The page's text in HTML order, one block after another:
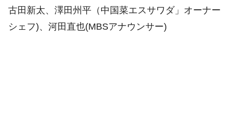
古田新太、澤田州平（中国菜エスサワダ」オーナー
シェフ)、河田直也(MBSアナウンサー)